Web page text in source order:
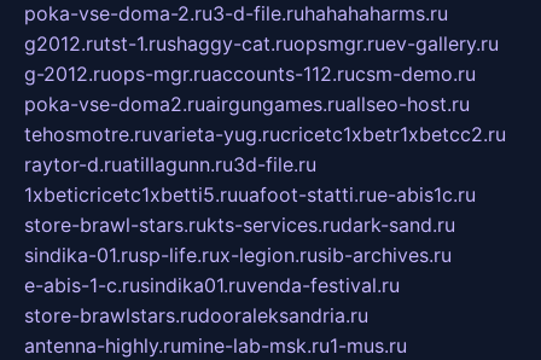
poka-vse-doma-2.ru3-d-file.ruhahahaharms.ru
g2012.rutst-1.rushaggy-cat.ruopsmgr.ruev-gallery.ru
g-2012.ruops-mgr.ruaccounts-112.rucsm-demo.ru
poka-vse-doma2.ruairgungames.ruallseo-host.ru
tehosmotre.ruvarieta-yug.rucricetc1xbetr1xbetcc2.ru
raytor-d.ruatillagunn.ru3d-file.ru
1xbeticricetc1xbetti5.ruuafoot-statti.rue-abis1c.ru
store-brawl-stars.rukts-services.rudark-sand.ru
sindika-01.rusp-life.rux-legion.rusib-archives.ru
e-abis-1-c.rusindika01.ruvenda-festival.ru
store-brawlstars.rudooraleksandria.ru
antenna-highly.rumine-lab-msk.ru1-mus.ru